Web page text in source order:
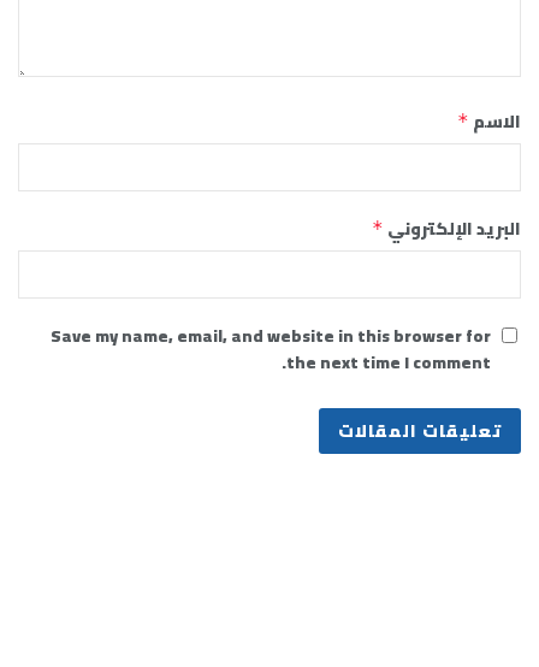
الاسم *
البريد الإلكتروني *
Save my name, email, and website in this browser for
the next time I comment.